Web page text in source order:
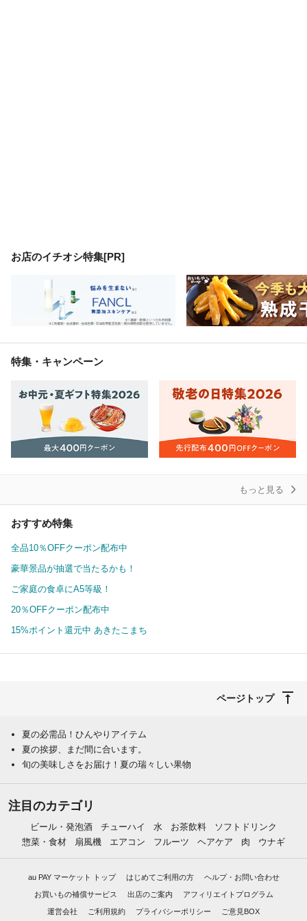
お店のイチオシ特集[PR]
特集・キャンペーン
もっと見る
おすすめ特集
全品10％OFFクーポン配布中
豪華景品が抽選で当たるかも！
ご家庭の食卓にA5等級！
20％OFFクーポン配布中
15%ポイント還元中 あきたこまち
ページトップ
夏の必需品！ひんやりアイテム
夏の挨拶、まだ間に合います。
旬の美味しさをお届け！夏の瑞々しい果物
注目のカテゴリ
ビール・発泡酒 チューハイ 水 お茶飲料
ソフトドリンク
惣菜・食材
扇風機 エアコン フルーツ ヘアケア 肉 ウナギ
au PAY マーケット トップ はじめてご利用の方 ヘルプ・お問い合わせ
お買いもの補償サービス 出店のご案内 アフィリエイトプログラム
運営会社 ご利用規約 プライバシーポリシー ご意見BOX